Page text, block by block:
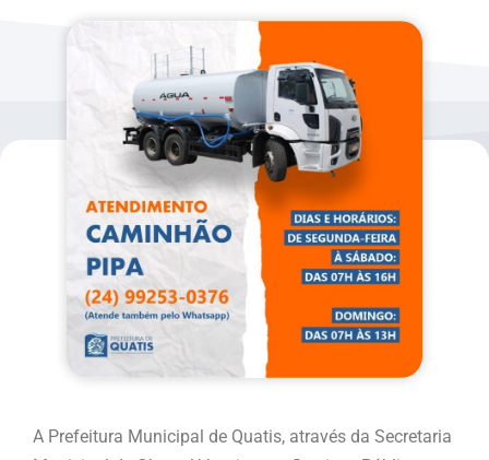
A Prefeitura Municipal de Quatis, através da Secretaria